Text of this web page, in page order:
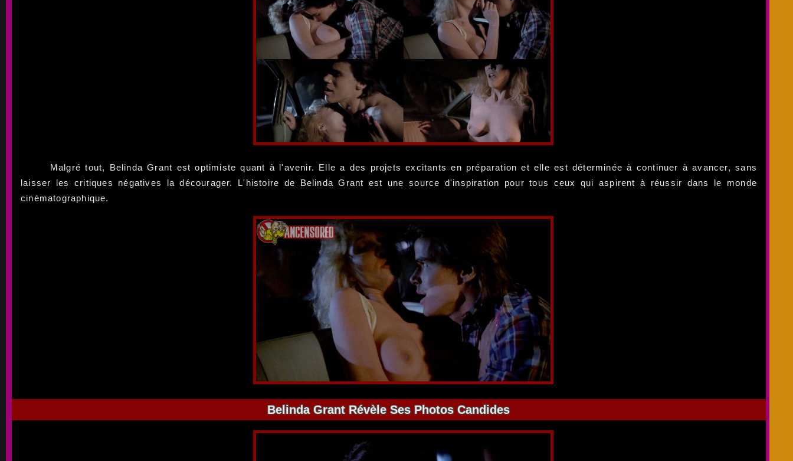
Malgré tout, Belinda Grant est optimiste quant à l'avenir. Elle a des projets excitants en préparation et elle est déterminée à continuer à avancer, sans
laisser les critiques négatives la décourager. L'histoire de Belinda Grant est une source d'inspiration pour tous ceux qui aspirent à réussir dans le monde
cinématographique.
Belinda Grant Révèle Ses Photos Candides